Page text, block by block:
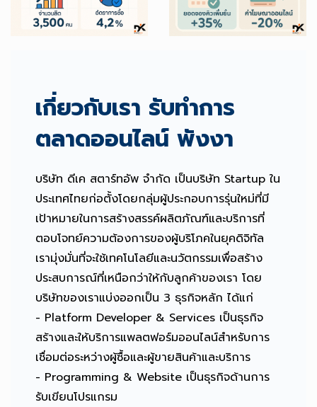
เกี่ยวกับเรา รับทำการ
ตลาดออนไลน์ พังงา
บริษัท ดีเค สตาร์ทอัพ จำกัด เป็นบริษัท Startup ใน
ประเทศไทยก่อตั้งโดยกลุ่มผู้ประกอบการรุ่นใหม่ที่มี
เป้าหมายในการสร้างสรรค์ผลิตภัณฑ์และบริการที่
ตอบโจทย์ความต้องการของผู้บริโภคในยุคดิจิทัล
เรามุ่งมั่นที่จะใช้เทคโนโลยีและนวัตกรรมเพื่อสร้าง
ประสบการณ์ที่เหนือกว่าให้กับลูกค้าของเรา โดย
บริษัทของเราแบ่งออกเป็น 3 ธุรกิจหลัก ได้แก่
- Platform Developer & Services เป็นธุรกิจ
สร้างและให้บริการแพลตฟอร์มออนไลน์สำหรับการ
เชื่อมต่อระหว่างผู้ซื้อและผู้ขายสินค้าและบริการ
- Programming & Website เป็นธุรกิจด้านการ
รับเขียนโปรแกรม